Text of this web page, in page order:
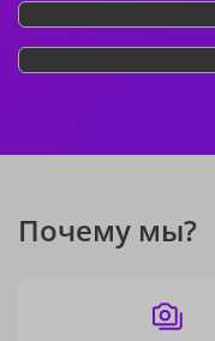
Почему мы?